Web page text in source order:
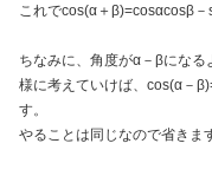
これでcos(α＋β)=cosαcosβ
ちなみに、角度がα－βにな
様に考えていけば、cos(α－
す。
やることは同じなので省きま